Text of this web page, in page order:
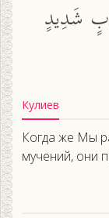
شَدِيدٍ
Кулиев
Когда же Мы
мучений, они